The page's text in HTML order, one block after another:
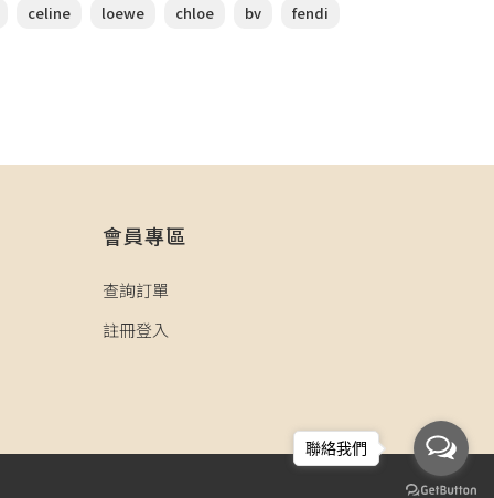
celine loewe chloe bv
fendi
會員專區
查詢訂單
註冊登入
聯絡我們